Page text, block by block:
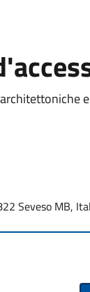
Seveso MB,